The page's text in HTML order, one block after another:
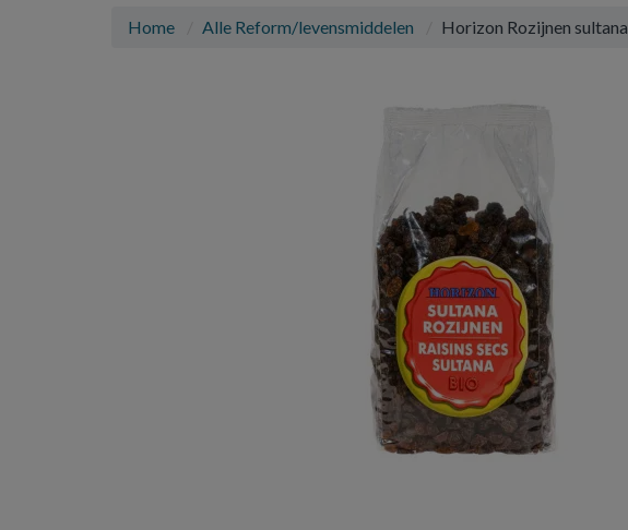
Home Alle Reform/levensmiddelen Horizon Rozijnen sultana